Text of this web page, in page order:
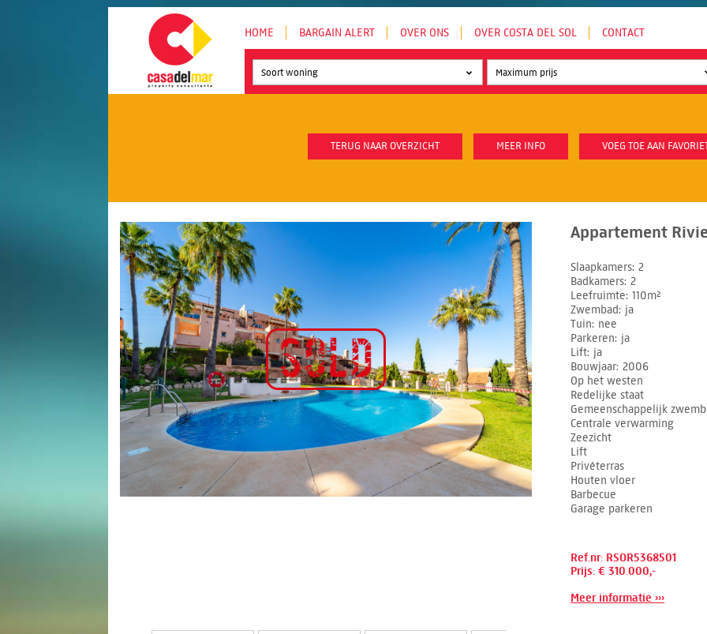
HOME BARGAIN ALERT OVER ONS OVER COSTA DEL SOL CONTACT
Soort woning
TERUG NAAR OVERZICHT MEER INFO VOEG TOE AAN
Appartement
Slaapkamers 2
Badkamers 2
Leefruimte 110m²
Zwembad
ja
Tuin nee
Parkeren ja
Lift ja
Bouwjaar 2006
Op het westen
Redelijke staat
Gemeenschappelijk
Centrale verwarming
Zeezicht
Lift
Privéterras
Houten vloer
Barbecue
Garage parkeren
Ref.nr: RSOR5368501
Prijs: € 310.000,-
Meer informatie ›››